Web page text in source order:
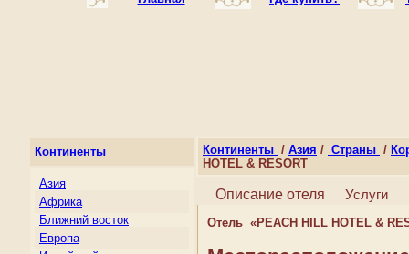
Континенты
Азия
Африка
Ближний восток
Европа
Континенты / Азия / Страны /
HOTEL & RESORT
Описание отеля Услуги
Отель «PEACH HILL HOTEL &